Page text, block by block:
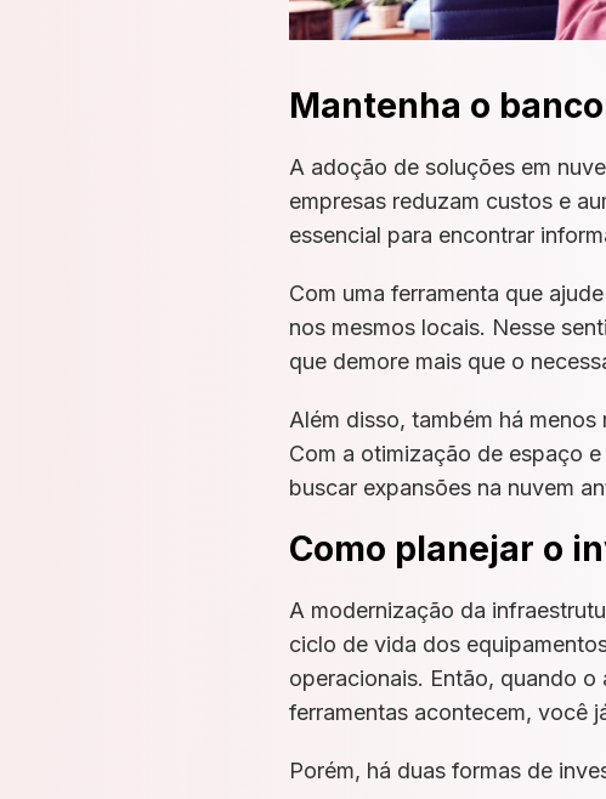
Mantenha o
A adoção de soluções em
empresas reduzam custos e
essencial para encontrar
Com uma ferramenta que
nos mesmos locais. Nesse
que demore mais que o
Além disso, também há
Com a otimização de espaço
buscar expansões na nuvem
Como planejar o
A modernização da
ciclo de vida dos
operacionais. Então, quando
ferramentas acontecem, você
Porém, há duas formas de